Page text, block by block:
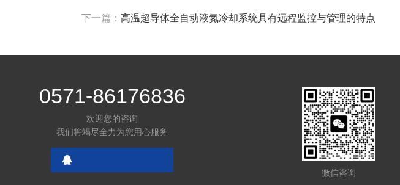
下一篇： 高温超导体全自动液氮冷却系统具有远程监控与管理的特点
0571-86176836
欢迎您的咨询
我们将竭尽全力为您用心服务
微信咨询